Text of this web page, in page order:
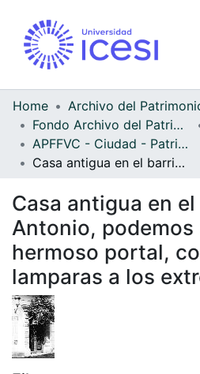
Home
Fondo Archivo del Patrimonio Fotográfico y Fílmico del Valle del Cauca
APFFVC - Ciudad - Patrimonial
Casa antigua en el barrio San Antonio, podemos apreciar su hermoso portal, con columnas y lamparas a los extremos
Casa antigua en
Antonio, podemos
hermoso portal,
lamparas a los